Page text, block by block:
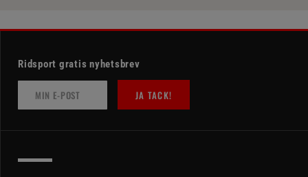
Ridsport gratis nyhetsbrev
JA TACK!